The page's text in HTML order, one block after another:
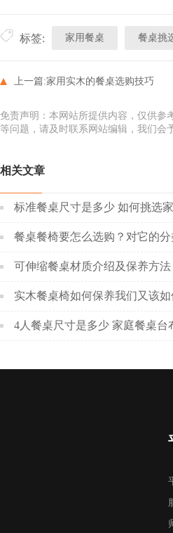
标签: 家用餐桌 餐桌挑
上一篇:家用实木的餐桌选购技巧
免责声明：本网站所提供内容，仅供参
等问题，请及时联系网站编辑，我们会
相关文章
标准餐桌尺寸是多少 如何挑选
可伸缩餐桌材质介绍及保养方
4人餐桌尺寸是多少 家庭餐桌台